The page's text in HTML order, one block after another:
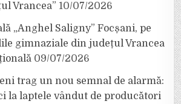
Vrancea” 10/07/2026
„Anghel Saligny” Focșani, pe
gimnaziale din județul Vrancea
09/07/2026
trag un nou semnal de alarmă:
la laptele vândut de producători